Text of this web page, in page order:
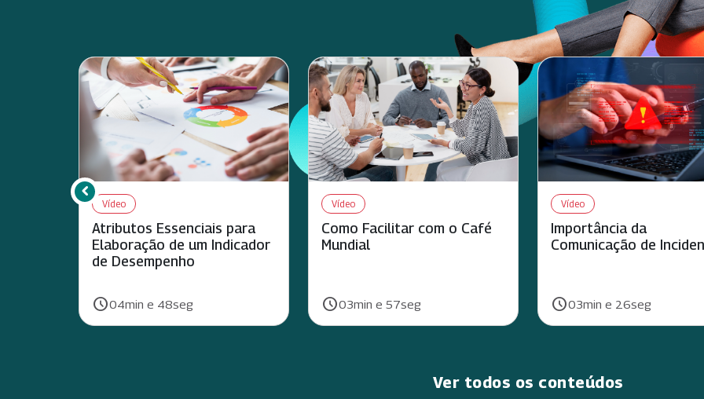
Vídeo
Atributos Essenciais para
Elaboração de um Indicador
de Desempenho
Duração:
schedule04min e 48seg
Vídeo
Como Facilitar com o Café
Mundial
Duração:
schedule03min e 57seg
Vídeo
Importância da
Comunicação de
Duração:
schedule03min e 26seg
Rolar para esquerda
chevron_left
Ver todos os conteúdos